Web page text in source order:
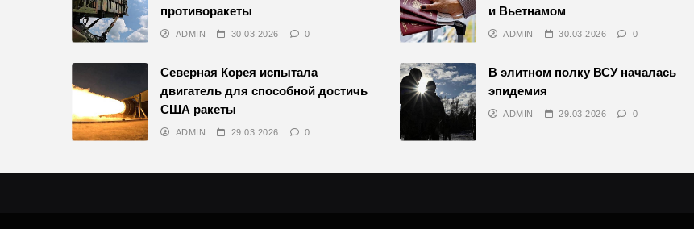
противоракеты
ADMIN 30.03.2026 0
и Вьетнамом
ADMIN 30.03.2026 0
Северная Корея испытала
двигатель для способной достичь
США ракеты
ADMIN 29.03.2026 0
В элитном полку ВСУ началась
эпидемия
ADMIN 29.03.2026 0